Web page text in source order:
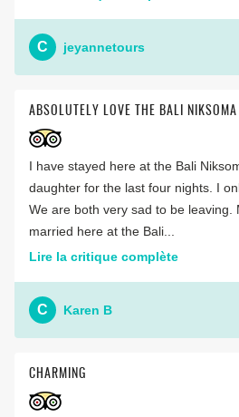
C jeyannetours
ABSOLUTELY LOVE THE BALI NIKSOMA
I have stayed here at the Bali
daughter for the last four nights. I
We are both very sad to be leaving.
married here at the Bali...
Lire la critique complète
C Karen B
CHARMING